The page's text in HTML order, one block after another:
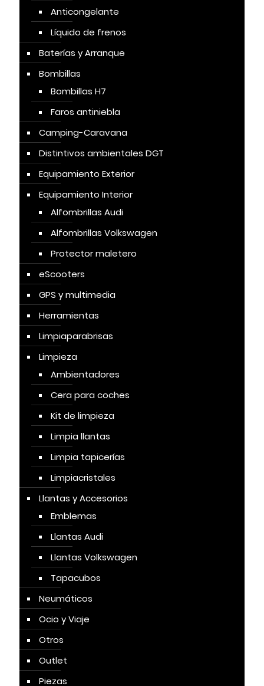
Anticongelante
Líquido de frenos
Baterías y Arranque
Bombillas
Bombillas H7
Faros antiniebla
Camping-Caravana
Distintivos ambientales DGT
Equipamiento Exterior
Equipamiento Interior
Alfombrillas Audi
Alfombrillas Volkswagen
Protector maletero
eScooters
GPS y multimedia
Herramientas
Limpiaparabrisas
Limpieza
Ambientadores
Cera para coches
Kit de limpieza
Limpia llantas
Limpia tapicerías
Limpiacristales
Llantas y Accesorios
Emblemas
Llantas Audi
Llantas Volkswagen
Tapacubos
Neumáticos
Ocio y Viaje
Otros
Outlet
Piezas